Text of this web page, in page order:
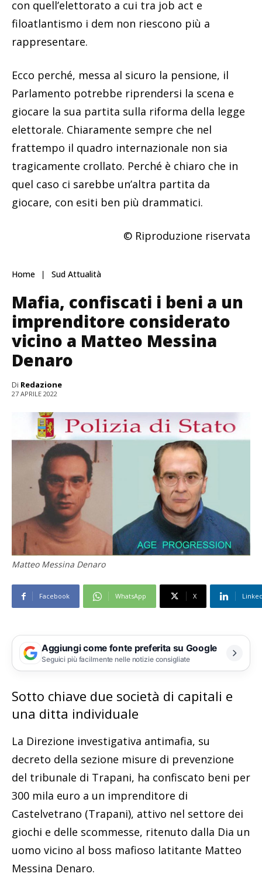
con quell’elettorato a cui tra job act e
filoatlantismo i dem non riescono più a
rappresentare.
Ecco perché, messa al sicuro la pensione, il
Parlamento potrebbe riprendersi la scena e
giocare la sua partita sulla riforma della legge
elettorale. Chiaramente sempre che nel
frattempo il quadro internazionale non sia
tragicamente crollato. Perché è chiaro che in
quel caso ci sarebbe un’altra partita da
giocare, con esiti ben più drammatici.
© Riproduzione riservata
Home Sud Attualità
Mafia, confiscati i beni a un
imprenditore considerato
vicino a Matteo Messina
Denaro
Di Redazione
27 APRILE 2022
Matteo Messina Denaro
Facebook WhatsApp X
Aggiungi come fonte preferita su Google
Seguici più facilmente nelle notizie consigliate
Sotto chiave due società di capitali e
una ditta individuale
La Direzione investigativa antimafia, su
decreto della sezione misure di prevenzione
del tribunale di Trapani, ha confiscato beni per
300 mila euro a un imprenditore di
Castelvetrano (Trapani), attivo nel settore dei
giochi e delle scommesse, ritenuto dalla Dia un
uomo vicino al boss mafioso latitante Matteo
Messina Denaro.